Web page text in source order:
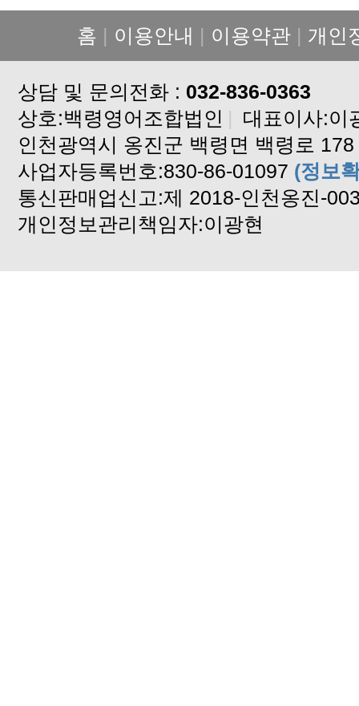
가격 인상 안내
설연휴 배송중단 안내입니다
배송지연안내
배송지연안내입니다
고구마 배송안내
백령도 알이꽉찬 꽃게 판매합니다
2024년도 자연산 햇 돌미역
설 연휴 배송중단합니다
기상악화 배송중단
홈 | 이용안내 | 이용약관 | 개인
상담 및 문의전화 : 032-836-0363
상호:백령영어조합법인 | 대표이사:이
인천광역시 옹진군 백령면 백령로 178
사업자등록번호:830-86-01097 (정보
통신판매업신고:제 2018-인천옹진-
개인정보관리책임자:이광현